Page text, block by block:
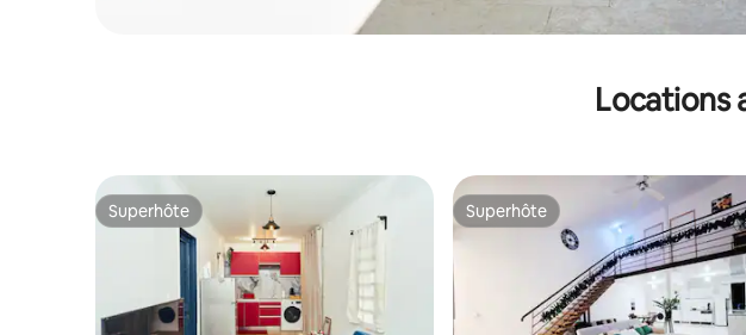
Locations
Superhôte
Superhôte Superhôte
Superhôte